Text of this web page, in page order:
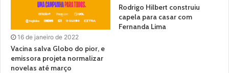
16 de janeiro de 2022
Vacina salva Globo do pior, e
emissora projeta normalizar
novelas até março
Rodrigo Hilbert construiu
capela para casar com
Fernanda Lima